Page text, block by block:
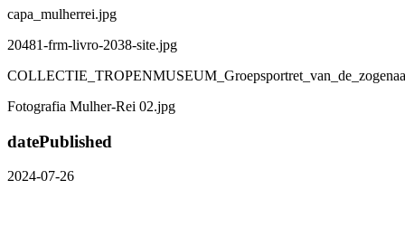
capa_mulherrei.jpg
20481-frm-livro-2038-site.jpg
Fotografia Mulher-Rei 02.jpg
datePublished
2024-07-26